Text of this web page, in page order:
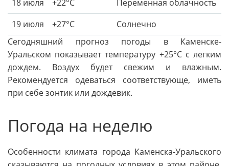
18 июля
+22°C
Переменная облачность
19 июля
+27°C
Солнечно
Сегодняшний прогноз погоды в Каменске-
Уральском показывает температуру +25°C с легким
дождем. Воздух будет свежим и влажным.
Рекомендуется одеваться соответствующе, иметь
при себе зонтик или дождевик.
Погода на неделю
Особенности климата города Каменска-Уральского